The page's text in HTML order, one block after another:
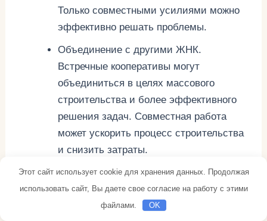
Только совместными усилиями можно
эффективно решать проблемы.
Объединение с другими ЖНК.
Встречные кооперативы могут
объединиться в целях массового
строительства и более эффективного
решения задач. Совместная работа
может ускорить процесс строительства
и снизить затраты.
Сотрудничество с государством и
банками. Партнерство с
государственными организациями и
Этот сайт использует cookie для хранения данных. Продолжая
использовать сайт, Вы даете свое согласие на работу с этими
файлами.
OK